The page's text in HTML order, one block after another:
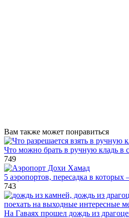
Вам также может понравиться
Что можно брать в ручную кладь в
749
5 аэропортов, пересадка в
743
На Гаваях прошел дождь из